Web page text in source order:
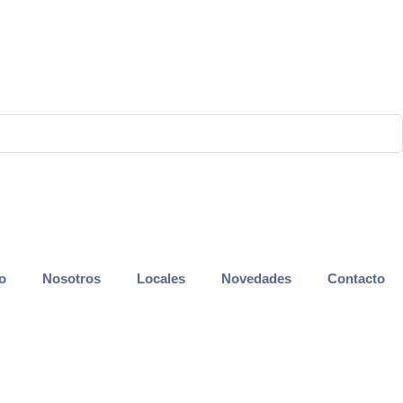
Nosotros Locales Novedades Contacto